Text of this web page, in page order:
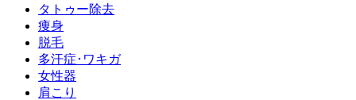
タトゥー除去
痩身
脱毛
多汗症･ワキガ
女性器
肩こり